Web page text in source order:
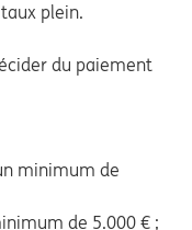
plein.
du paiement
minimum de
de 5.000 € ;